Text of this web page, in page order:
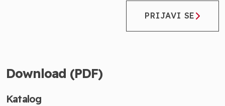
PRIJAVI SE
Download (PDF)
Katalog